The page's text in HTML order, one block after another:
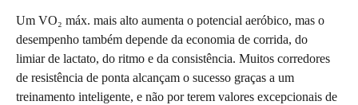
Um VO₂ máx. mais alto aumenta o potencial aeróbico, mas o
desempenho também depende da economia de corrida, do
limiar de lactato, do ritmo e da consistência. Muitos corredores
de resistência de ponta alcançam o sucesso graças a um
treinamento inteligente, e não por terem valores excepcionais de